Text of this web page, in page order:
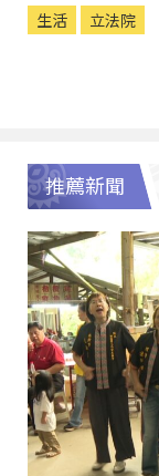
生活 立法院
推薦新聞